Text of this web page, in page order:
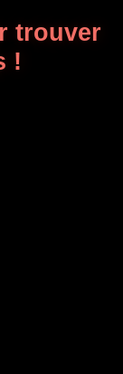
trouver
!